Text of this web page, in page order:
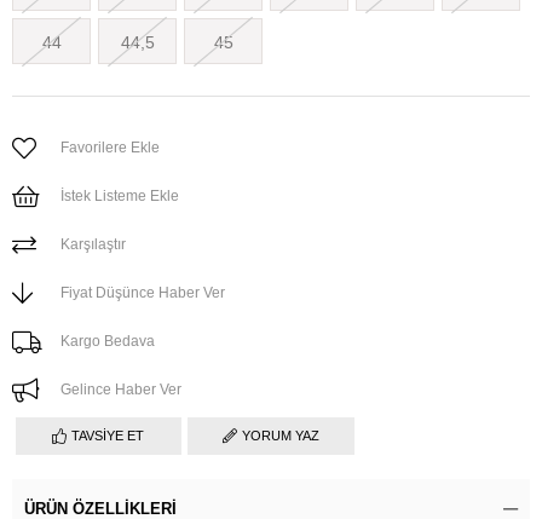
44 44,5 45
Favorilere Ekle
İstek Listeme Ekle
Karşılaştır
Fiyat Düşünce Haber Ver
Kargo Bedava
Gelince Haber Ver
TAVSIYE ET YORUM YAZ
ÜRÜN ÖZELLIKLERI